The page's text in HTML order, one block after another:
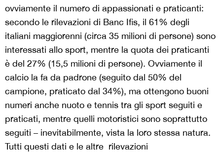
ovviamente il numero di appassionati e praticanti:
secondo le rilevazioni di Banc Ifis, il 61% degli
italiani maggiorenni (circa 35 milioni di persone) sono
interessati allo sport, mentre la quota dei praticanti
è del 27% (15,5 milioni di persone). Ovviamente il
calcio la fa da padrone (seguito dal 50% del
campione, praticato dal 34%), ma ottengono buoni
numeri anche nuoto e tennis tra gli sport seguiti e
praticati, mentre quelli motoristici sono soprattutto
seguiti – inevitabilmente, vista la loro stessa natura.
Tutti questi dati e le altre rilevazioni